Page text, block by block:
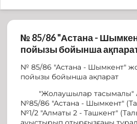
№ 85/86 "Астана -
пойызы бойынша
№ 85/86 "Астана - Шымкент"
пойызы бойынша ақпарат
"Жолаушылар тасымалы"
№85/86 "Астана - Шымкент"
№1/2 "Алматы 2 - Ташкент"